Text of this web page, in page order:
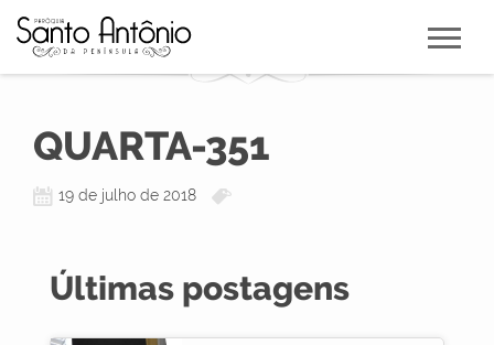
QUARTA-351
19 de julho de 2018
Últimas postagens